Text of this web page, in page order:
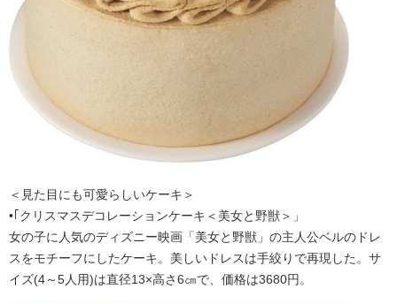
＜見た目にも可愛らしいケーキ＞
•｢クリスマスデコレーションケーキ＜美女と野獣＞」
⼥の⼦に⼈気のディズニー映画「美⼥と野獣」の主人公ベルのドレ
スをモチーフにしたケーキ。美しいドレスは手絞りで再現した。サ
イズ(4～5人用)は直径13×高さ6㎝で、価格は3680円。